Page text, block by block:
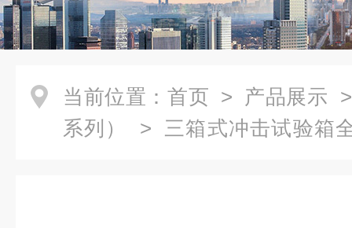
当前位置： 首页 > 产品展示
系列）
> 三箱式冲击试验箱